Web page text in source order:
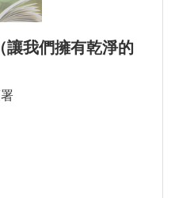
讓我們擁有乾淨的